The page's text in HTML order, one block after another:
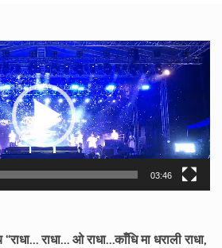
03:46
राधा… ओ राधा…काँधि मा धराली राधा,